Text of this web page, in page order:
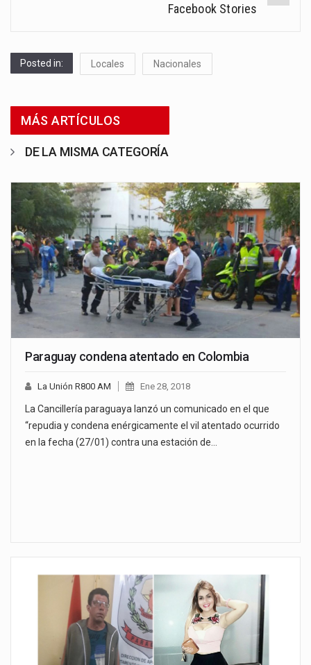
Facebook Stories
Posted in: Locales Nacionales
MÁS ARTÍCULOS
DE LA MISMA CATEGORÍA
Paraguay condena atentado en Colombia
La Unión R800 AM Ene 28, 2018
La Cancillería paraguaya lanzó un comunicado en el que
“repudia y condena enérgicamente el vil atentado ocurrido
en la fecha (27/01) contra una estación de…